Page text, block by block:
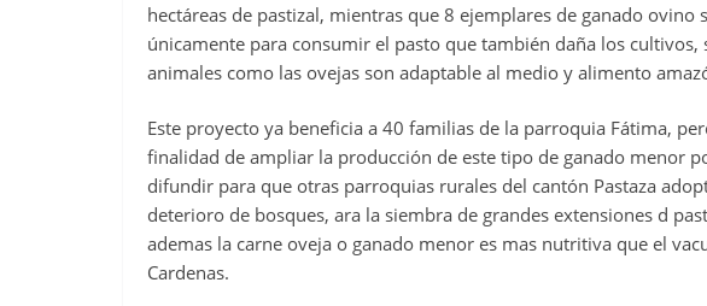
hectáreas de pastizal, mientras que 8 ejemplares de ganado ovino
únicamente para consumir el pasto que también daña los
animales como las ovejas son adaptable al medio y alimento
Este proyecto ya beneficia a 40 familias de la parroquia Fátima,
finalidad de ampliar la producción de este tipo de ganado menor
difundir para que otras parroquias rurales del cantón Pastaza
deterioro de bosques, ara la siembra de grandes extensiones d
ademas la carne oveja o ganado menor es mas nutritiva que el
Cardenas.